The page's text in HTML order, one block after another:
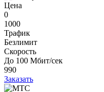
Цена
0
1000
Трафик
Безлимит
Скорость
До 100 Мбит/сек
990
Заказать